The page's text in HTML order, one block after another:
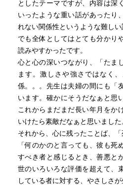
としたテーマですが、内容は深
いったような重い話があったり
れない関係性というような難しい
でも全体としてはとても分かり
読みやすかったです。
心と心の深いつながり、「たま
ます。激しさや強さではなく
係。。。先生は夫婦の間にも「
います。確かにそうだなぁと思
これからまだまだ長い年月をか
いけたら素敵だなぁと思いました
それから、心に残ったことば、「
「何のかのと言っても、彼も死
すべき者と感じるとき、善悪と
世のいろいろな評価を超えて、
している者に対する、やさしさが